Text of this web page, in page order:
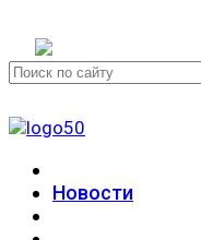
Новости